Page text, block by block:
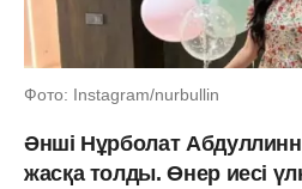
Фото: Instagram/nurbullin
Әнші Нұрболат
жасқа толды. Өнер иесі